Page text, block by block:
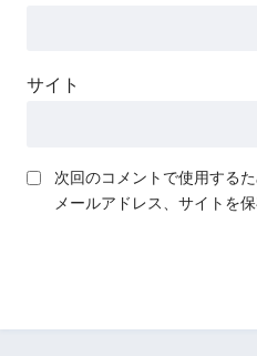
サイト
次回のコメントで使用する
メールアドレス、サイトを保